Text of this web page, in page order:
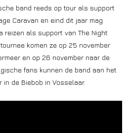
band reeds op tour als support
Caravan en eind dit jaar mag
reizen als support van The Night
komen ze op 25 november
en op 26 november naar de
fans kunnen de band aan het
in de Biebob in Vosselaar.